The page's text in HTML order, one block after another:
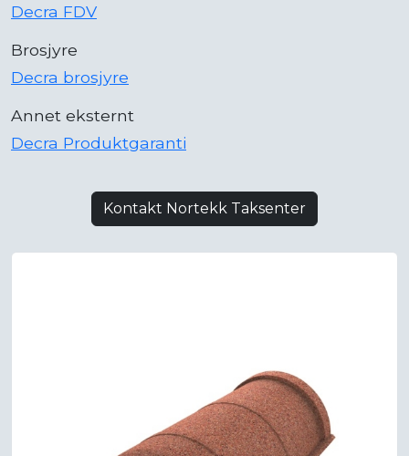
Decra FDV
Brosjyre
Decra brosjyre
Annet eksternt
Decra Produktgaranti
Kontakt Nortekk Taksenter